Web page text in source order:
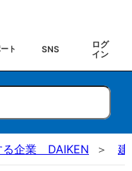
ト SNS
ログ
イン
る企業 DAIKEN 建